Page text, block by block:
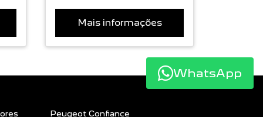
Mais informações
Peugeot Confiance
WhatsApp